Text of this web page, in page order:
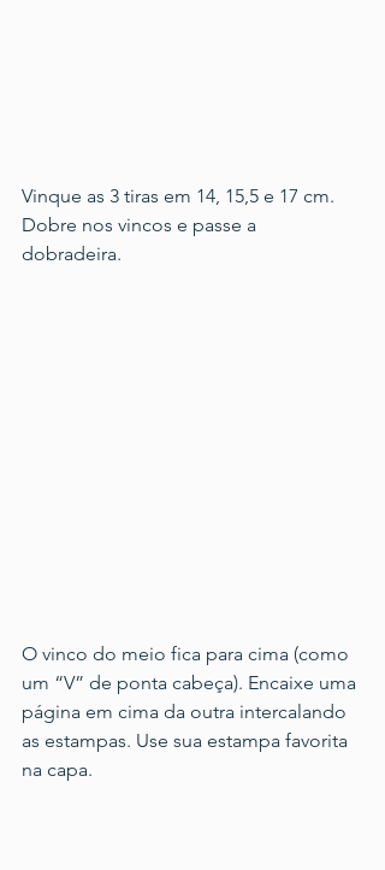
Vinque as 3 tiras em 14, 15,5 e 17 cm.
Dobre nos vincos e passe a
dobradeira.
O vinco do meio fica para cima (como
um “V” de ponta cabeça). Encaixe uma
página em cima da outra intercalando
as estampas. Use sua estampa favorita
na capa.